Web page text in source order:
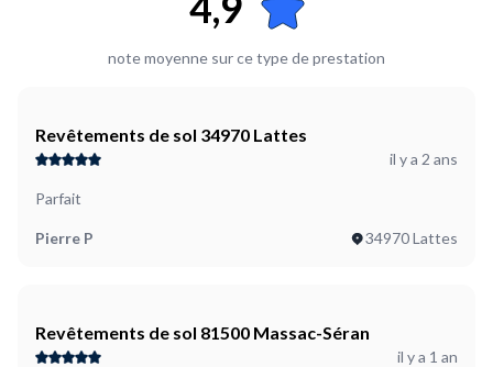
note moyenne sur ce type de prestation
Revêtements de sol 34970 Lattes
il y a 2 ans
Parfait
Pierre P 34970 Lattes
Revêtements de sol 81500 Massac-Séran
il y a 1 an